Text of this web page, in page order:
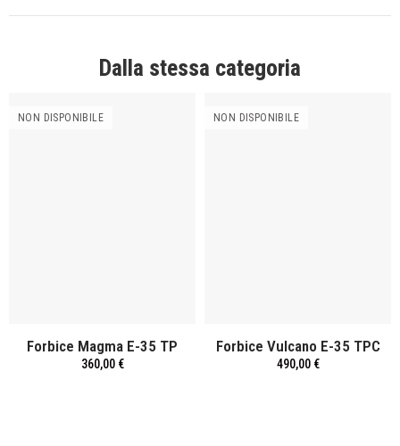
Dalla stessa categoria
NON DISPONIBILE
Forbice Magma E-35 TP
360,00 €
NON DISPONIBILE
Forbice Vulcano E-35 TPC
490,00 €